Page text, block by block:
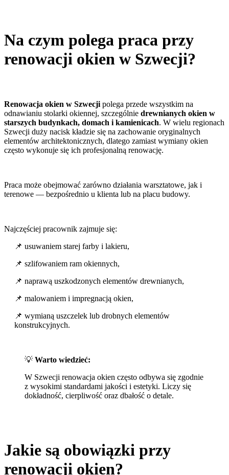
Na czym polega praca przy
renowacji okien w Szwecji?
Renowacja okien w Szwecji polega przede wszystkim na
odnawianiu stolarki okiennej, szczególnie drewnianych okien w
starszych budynkach, domach i kamienicach. W wielu regionach
Szwecji duży nacisk kładzie się na zachowanie oryginalnych
elementów architektonicznych, dlatego zamiast wymiany okien
często wykonuje się ich profesjonalną renowację.
Praca może obejmować zarówno działania warsztatowe, jak i
terenowe — bezpośrednio u klienta lub na placu budowy.
Najczęściej pracownik zajmuje się:
📌 usuwaniem starej farby i lakieru,
📌 szlifowaniem ram okiennych,
📌 naprawą uszkodzonych elementów drewnianych,
📌 malowaniem i impregnacją okien,
📌 wymianą uszczelek lub drobnych elementów
konstrukcyjnych.
💡 Warto wiedzieć:
W Szwecji renowacja okien często odbywa się zgodnie
z wysokimi standardami jakości i estetyki. Liczy się
dokładność, cierpliwość oraz dbałość o detale.
Jakie są obowiązki przy
renowacji okien?